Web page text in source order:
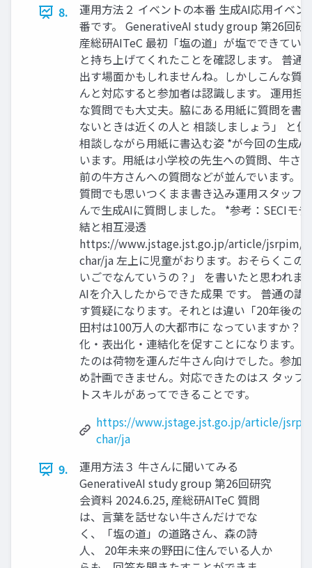
8.
運用方法２ イベントの本番 生成AI応用イベン
番です。 GenerativeAI study group 第26回研
産総研AITeC 最初「塩の道」が塩でできてい
と持ち上げてくれたことを確認します。 普通
出す場面かもしれませんね。しかしこんな質
んと対応すると参加者は認識します。 運用担
な質問でも大丈夫。脇にある用紙に質問を書
ないときは近くの人と 相談しましょう」 と
相談しながら用紙に書込む姿 *が今回の生成
います。用紙は小学校の先生への質問、牛さ
前の牛方さんへの質問などが並んでいます。
質問でも思いつくまま書き込み運用スタッフ
んで生成AIに質問しました。 *参考：SECIモ
結と相互浸透
https://www.jstage.jst.go.jp/article/jsrpim/
char/ja 左上に児童がおります。おそらくこの
いごでなんていうの？」 を書いたと思われま
AIを介入したからできた成果 です。 普通の講
す質疑になります。それとは違い「20年後の
田村は100万人の大都市に なっていますか？
化・表出化・連結化を促すことになります。
たのは荷物を運んだ牛さん向けでした。参加
め計画できません。対応できたのはス タッフ
トスキルがあってできることです。
https://www.jstage.jst.go.jp/article/
char/ja
9.
運用方法３ 牛さんに聞いてみる
GenerativeAI study group 第26回研究
会資料 2024.6.25, 産総研AITeC 質問
は、言葉を話せない牛さんだけでな
く、「塩の道」の道路さん、森の詩
人、 20年未来の野田に住んでいる人か